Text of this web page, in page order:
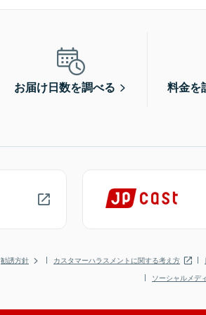
お届け日数を調べる 料金を
勧誘方針 カスタマーハラスメントに関する考え方
ソーシャルメデ